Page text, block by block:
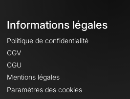
Informations légales
Politique de confidentialité
CGV
CGU
Mentions légales
Paramètres des cookies